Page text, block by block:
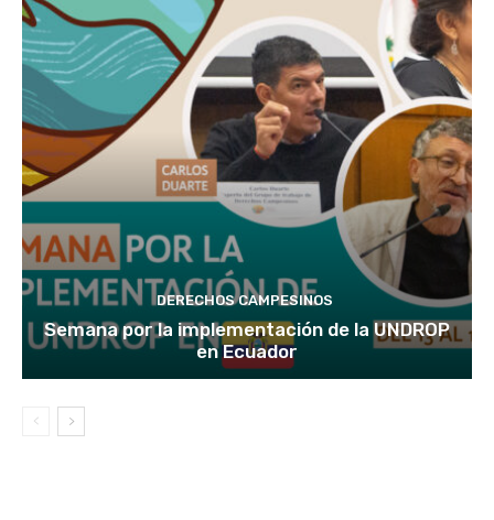
DERECHOS CAMPESINOS
Semana por la implementación de la UNDROP
en Ecuador